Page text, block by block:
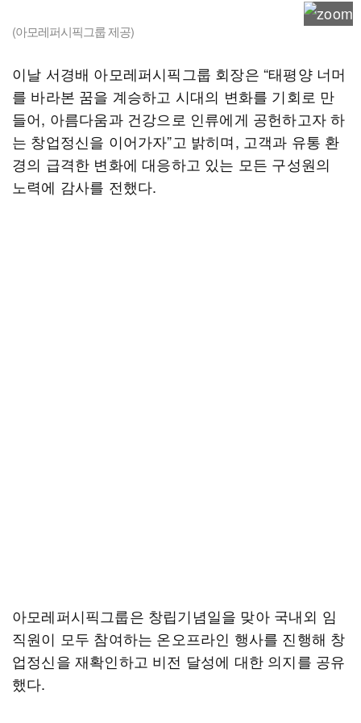
(아모레퍼시픽그룹 제공)
이날 서경배 아모레퍼시픽그룹 회장은 “태평양 너머
를 바라본 꿈을 계승하고 시대의 변화를 기회로 만
들어, 아름다움과 건강으로 인류에게 공헌하고자 하
는 창업정신을 이어가자”고 밝히며, 고객과 유통 환
경의 급격한 변화에 대응하고 있는 모든 구성원의
노력에 감사를 전했다.
아모레퍼시픽그룹은 창립기념일을 맞아 국내외 임
직원이 모두 참여하는 온오프라인 행사를 진행해 창
업정신을 재확인하고 비전 달성에 대한 의지를 공유
했다.